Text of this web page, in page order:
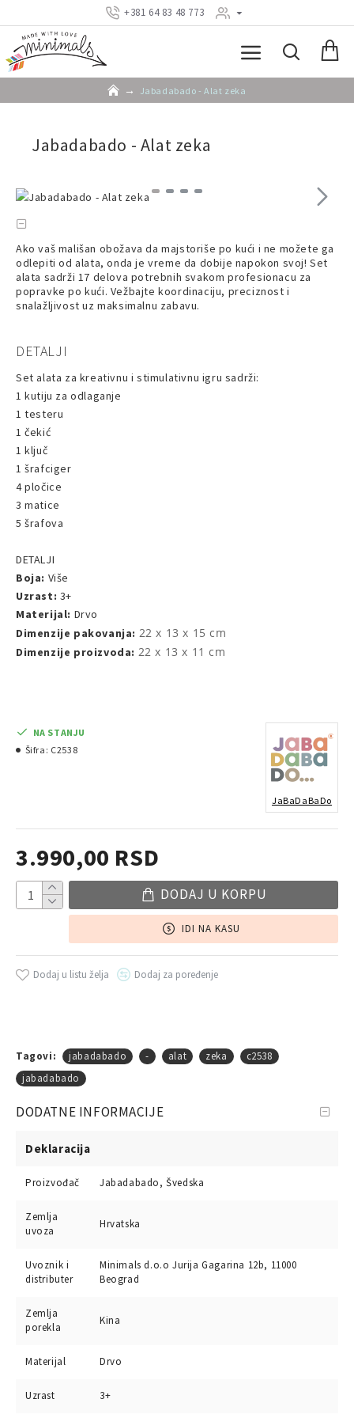
+381 64 83 48 773
Jabadabado - Alat zeka
Jabadabado - Alat zeka
Ako vaš mališan obožava da majstoriše po kući i ne možete ga
odlepiti od alata, onda je vreme da dobije napokon svoj! Set
alata sadrži 17 delova potrebnih svakom profesionacu za
popravke po kući. Vežbajte koordinaciju, preciznost i
snalažljivost uz maksimalnu zabavu.
DETALJI
Set alata za kreativnu i stimulativnu igru sadrži:
1 kutiju za odlaganje
1 testeru
1 čekić
1 ključ
1 šrafciger
4 pločice
3 matice
5 šrafova
DETALJI
Boja: Više
Uzrast: 3+
Materijal: Drvo
Dimenzije pakovanja: 22 x 13 x 15 cm
Dimenzije proizvoda: 22 x 13 x 11 cm
3.990,00 RSD
NA STANJU
Šifra: C2538
JaBaDaBaDo
DODAJ U KORPU
IDI NA KASU
Dodaj u listu želja Dodaj za poređenje
Tagovi: jabadabado - alat zeka
c2538
jabadabado
DODATNE INFORMACIJE
Deklaracija
Proizvođač Jabadabado, Švedska
Zemlja
uvoza
Hrvatska
Uvoznik i
distributer
Minimals d.o.o Jurija Gagarina 12b, 11000
Beograd
Zemlja
porekla
Kina
Materijal Drvo
Uzrast 3+